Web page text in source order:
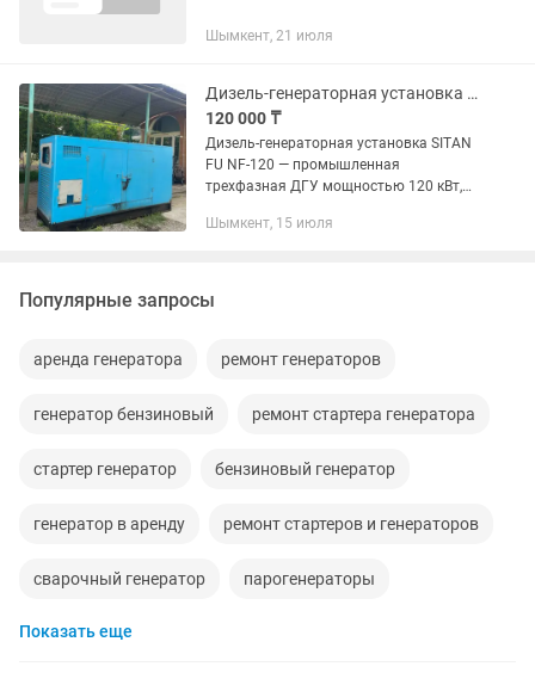
Шымкент, 21 июля
Дизель-генераторная установка 120 кВт SITAN FU NF-120
120 000 ₸
Дизель-генераторная установка SITAN
FU NF-120 — промышленная
трехфазная ДГУ мощностью 120 кВт,
постоянного электроснабжения
Шымкент, 15 июля
Популярные запросы
аренда генератора ремонт генераторов
генератор бензиновый ремонт стартера генератора
стартер генератор бензиновый генератор
генератор в аренду ремонт стартеров и генераторов
сварочный генератор парогенераторы
аренда парогенератора
Показать еще